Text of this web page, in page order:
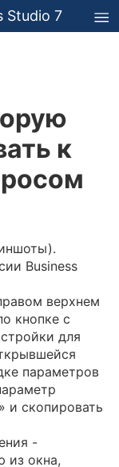
Studio 7
к
Business
верхнем
кнопке с
для
параметров
и скопировать
-
из окна,